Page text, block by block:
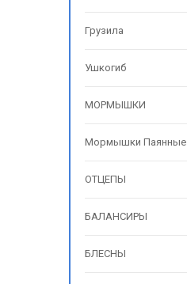
Грузила
Ушкогиб
МОРМЫШКИ
Мормышки Паянные
ОТЦЕПЫ
БАЛАНСИРЫ
БЛЕСНЫ